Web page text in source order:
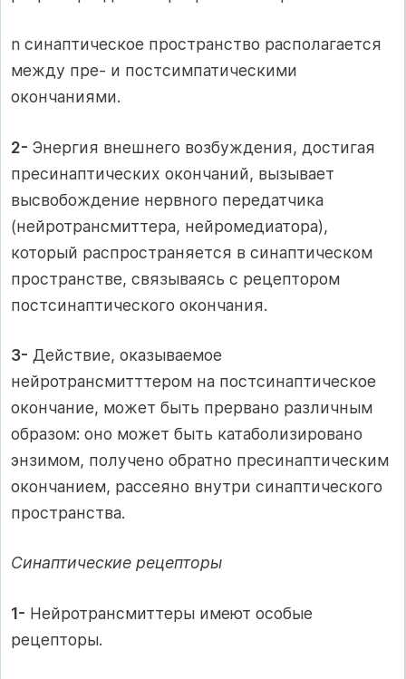
n синаптическое пространство располагается
между пре- и постсимпатическими
окончаниями.
2- Энергия внешнего возбуждения, достигая
пресинаптических окончаний, вызывает
высвобождение нервного передатчика
(нейротрансмиттера, нейромедиатора),
который распространяется в синаптическом
пространстве, связываясь с рецептором
постсинаптического окончания.
3- Действие, оказываемое
нейротрансмитттером на постсинаптическое
окончание, может быть прервано различным
образом: оно может быть катаболизировано
энзимом, получено обратно пресинаптическим
окончанием, рассеяно внутри синаптического
пространства.
Синаптические рецепторы
1- Нейротрансмиттеры имеют особые
рецепторы.